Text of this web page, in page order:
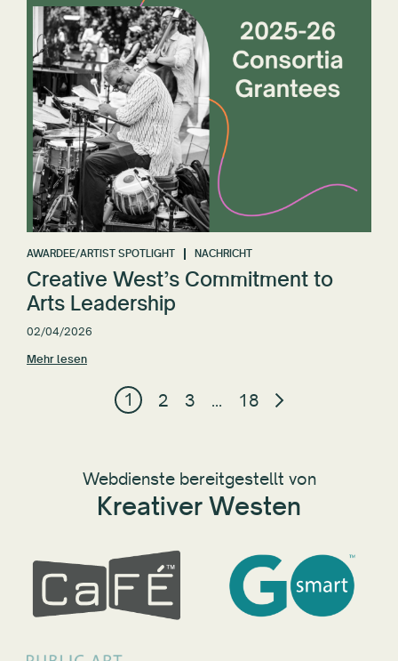
AWARDEE/ARTIST SPOTLIGHT NACHRICHT
Creative West’s Commitment to
Arts Leadership
02/04/2026
Mehr lesen
1 2 3 … 18
Webdienste bereitgestellt von
Kreativer Westen